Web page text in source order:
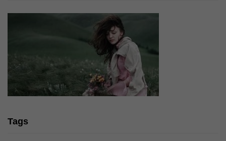
Tags